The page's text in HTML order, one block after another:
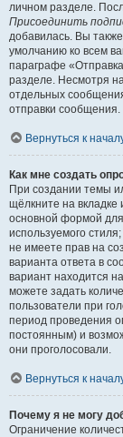
личном разделе.
Присоединить
добавилась. Вы
умолчанию ко всем
параграфе
разделе. Несмотря
отдельных
отправки сообщения.
Вернуться к
Как мне создать
При создании темы
щёлкните на
основной формой
используемого
не имеете прав на
варианта ответа в
вариант находится
можете задать
пользователи при
период проведения
постоянным) и
они проголосовали.
Вернуться к
Почему я не могу
Ограничение